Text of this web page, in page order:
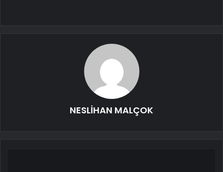
NESLİHAN MALÇOK